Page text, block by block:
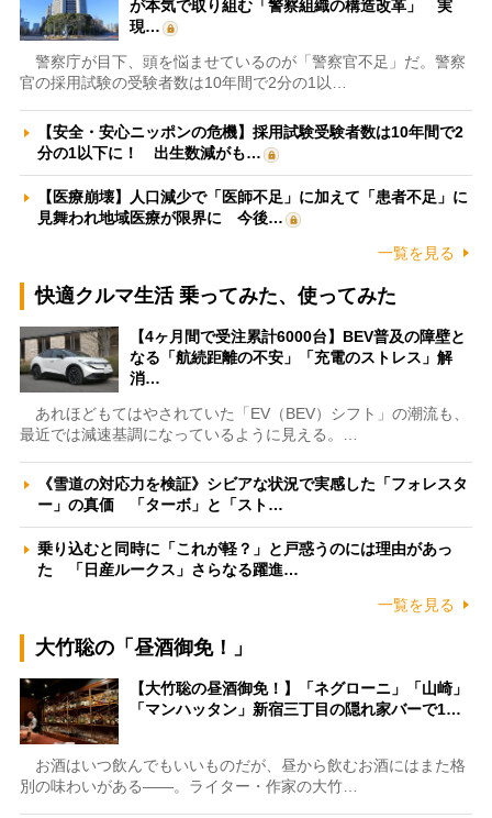
が本気で取り組む「警察組織の構造改革」 実
現…
警察庁が目下、頭を悩ませているのが「警察官不足」だ。警察
官の採用試験の受験者数は10年間で2分の1以…
【安全・安心ニッポンの危機】採用試験受験者数は10年間で2
分の1以下に！ 出生数減がも…
【医療崩壊】人口減少で「医師不足」に加えて「患者不足」に
見舞われ地域医療が限界に 今後…
一覧を見る
快適クルマ生活 乗ってみた、使ってみた
【4ヶ月間で受注累計6000台】BEV普及の障壁と
なる「航続距離の不安」「充電のストレス」解
消…
あれほどもてはやされていた「EV（BEV）シフト」の潮流も、
最近では減速基調になっているように見える。…
《雪道の対応力を検証》シビアな状況で実感した「フォレスタ
ー」の真価 「ターボ」と「スト…
乗り込むと同時に「これが軽？」と戸惑うのには理由があっ
た 「日産ルークス」さらなる躍進…
一覧を見る
大竹聡の「昼酒御免！」
【大竹聡の昼酒御免！】「ネグローニ」「山崎」
「マンハッタン」新宿三丁目の隠れ家バーで1…
お酒はいつ飲んでもいいものだが、昼から飲むお酒にはまた格
別の味わいがある――。ライター・作家の大竹…